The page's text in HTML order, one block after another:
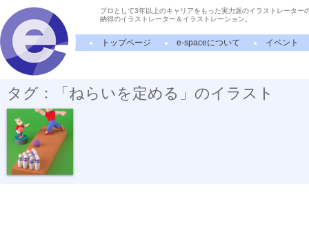
プロとして3年以上のキャリアをもった実力派のイラストレーター
納得のイラストレーター＆イラストレーション。
トップページ e-spaceについて イベント
タグ：「ねらいを定める」のイラスト
ストライクを...